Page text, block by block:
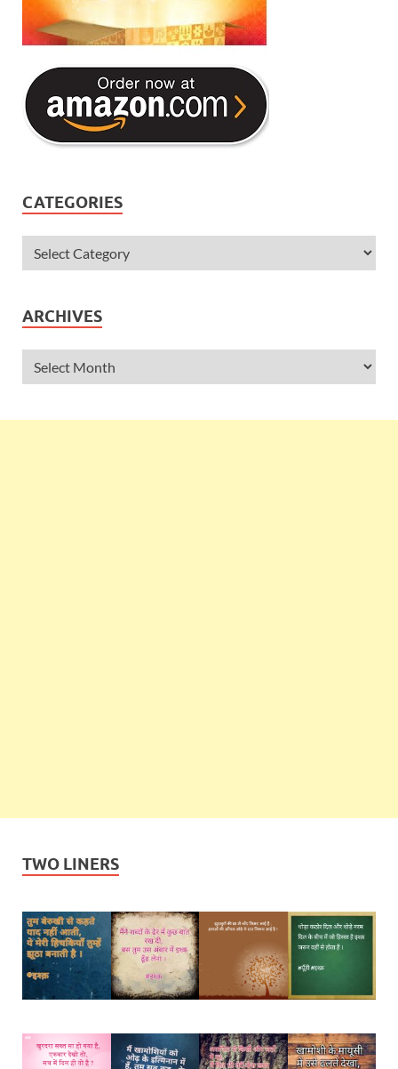
CATEGORIES
ARCHIVES
TWO LINERS